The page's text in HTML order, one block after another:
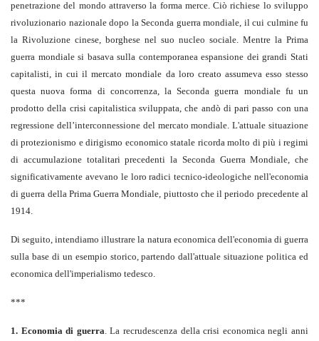
penetrazione del mondo attraverso la forma merce. Ciò richiese lo sviluppo
rivoluzionario nazionale dopo la Seconda guerra mondiale, il cui culmine fu
la Rivoluzione cinese, borghese nel suo nucleo sociale. Mentre la Prima
guerra mondiale si basava sulla contemporanea espansione dei grandi Stati
capitalisti, in cui il mercato mondiale da loro creato assumeva esso stesso
questa nuova forma di concorrenza, la Seconda guerra mondiale fu un
prodotto della crisi capitalistica sviluppata, che andò di pari passo con una
regressione dell’interconnessione del mercato mondiale. L'attuale situazione
di protezionismo e dirigismo economico statale ricorda molto di più i regimi
di accumulazione totalitari precedenti la Seconda Guerra Mondiale, che
significativamente avevano le loro radici tecnico-ideologiche nell'economia
di guerra della Prima Guerra Mondiale, piuttosto che il periodo precedente al
1914.
Di seguito, intendiamo illustrare la natura economica dell'economia di guerra
sulla base di un esempio storico, partendo dall'attuale situazione politica ed
economica dell'imperialismo tedesco.
***
1. Economia di guerra. La recrudescenza della crisi economica negli anni